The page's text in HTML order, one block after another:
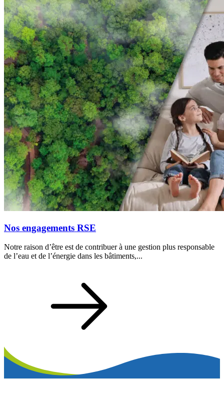
Nos engagements RSE
Notre raison d’être est de contribuer à une gestion plus responsable
de l’eau et de l’énergie dans les bâtiments,...